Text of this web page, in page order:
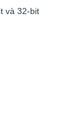
và 32-bit